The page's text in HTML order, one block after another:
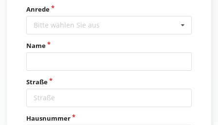
Anrede
Bitte wählen Sie aus
Name
Straße
Hausnummer